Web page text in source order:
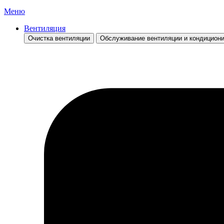
Меню
Вентиляция
Очистка вентиляции Обслуживание вентиляции и